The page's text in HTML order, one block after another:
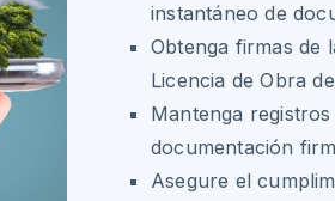
instantáneo de
Obtenga firmas de
Licencia de Obra
Mantenga
documentación
Asegure el